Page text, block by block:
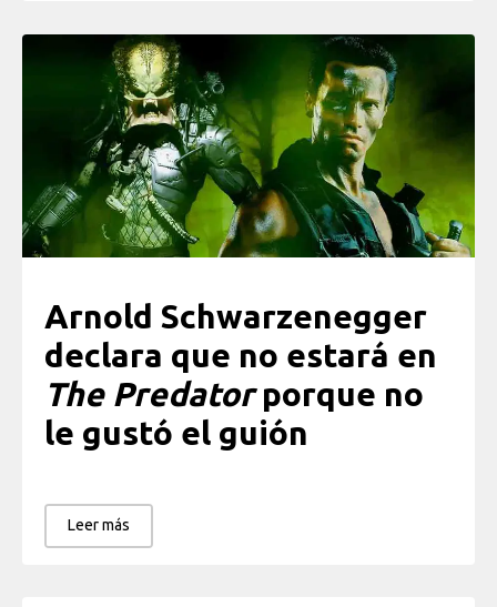
Arnold Schwarzenegger
declara que no estará en
The Predatorporque no
le gustó el guión
Leer más